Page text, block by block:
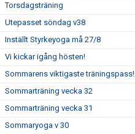
Torsdagsträning
Utepasset söndag v38
Inställt Styrkeyoga må 27/8
Vi kickar igång hösten!
Sommarens viktigaste träningspass!
Sommarträning vecka 32
Sommarträning vecka 31
Sommaryoga v 30